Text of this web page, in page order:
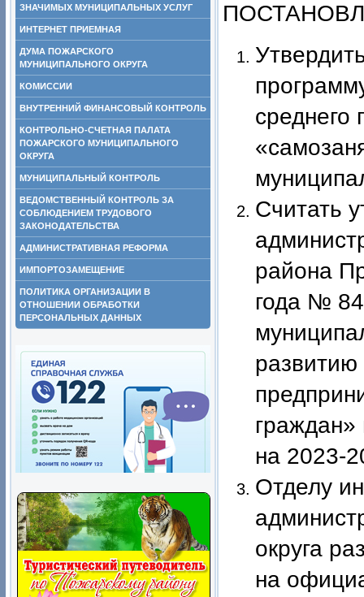
ЗНАЧИМЫХ МУНИЦИПАЛЬНЫХ УСЛУГ
ИНТЕРНЕТ ПРИЕМНАЯ
ДУМА ПОЖАРСКОГО
МУНИЦИПАЛЬНОГО ОКРУГА
КОМИССИИ
ВНУТРЕННИЙ ФИНАНСОВЫЙ КОНТРОЛЬ
КОНТРОЛЬНО-СЧЕТНАЯ ПАЛАТА
ПОЖАРСКОГО МУНИЦИПАЛЬНОГО
ОКРУГА
МУНИЦИПАЛЬНЫЙ КОНТРОЛЬ
ВЕДОМСТВЕННЫЙ КОНТРОЛЬ ЗА
СОБЛЮДЕНИЕМ ТРУДОВОГО
ЗАКОНОДАТЕЛЬСТВА
АДМИНИСТРАТИВНАЯ РЕФОРМА
ИМПОРТОЗАМЕЩЕНИЕ
ПОЛИТИКА ОРГАНИЗАЦИИ В
ОТНОШЕНИИ ОБРАБОТКИ
ПЕРСОНАЛЬНЫХ ДАННЫХ
среднего
Считать
района
года №
развитию
на 2023-
Отделу
округа
на